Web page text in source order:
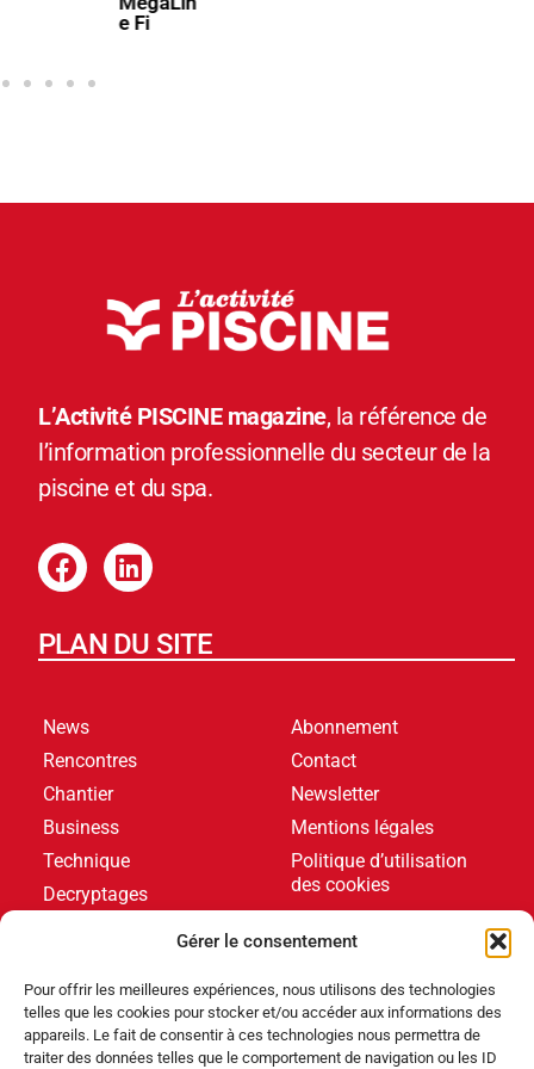
Gérer le consentement
Pour offrir les meilleures expériences, nous utilisons des technologies
telles que les cookies pour stocker et/ou accéder aux informations des
appareils. Le fait de consentir à ces technologies nous permettra de
traiter des données telles que le comportement de navigation ou les ID
L’Activité PISCINE magazine, la référence de
l’information professionnelle du secteur de la
piscine et du spa.
PLAN DU SITE
News
Rencontres
Chantier
Business
Technique
Decryptages
Abonnement
Contact
Newsletter
Mentions légales
Politique d’utilisation
des cookies
DERNIERS ARTICLES